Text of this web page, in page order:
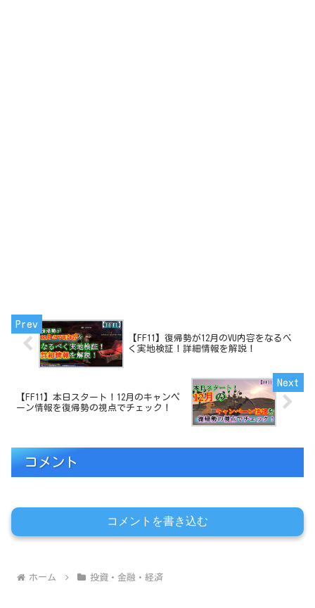
【FF11】復帰勢が12月のVU内容をなるべ
く実地検証！詳細情報を解説！
【FF11】本日スタート！12月のキャンペ
ーン情報を復帰勢の視点でチェック！
コメント
コメントを書き込む
ホーム 投資・金融・経済